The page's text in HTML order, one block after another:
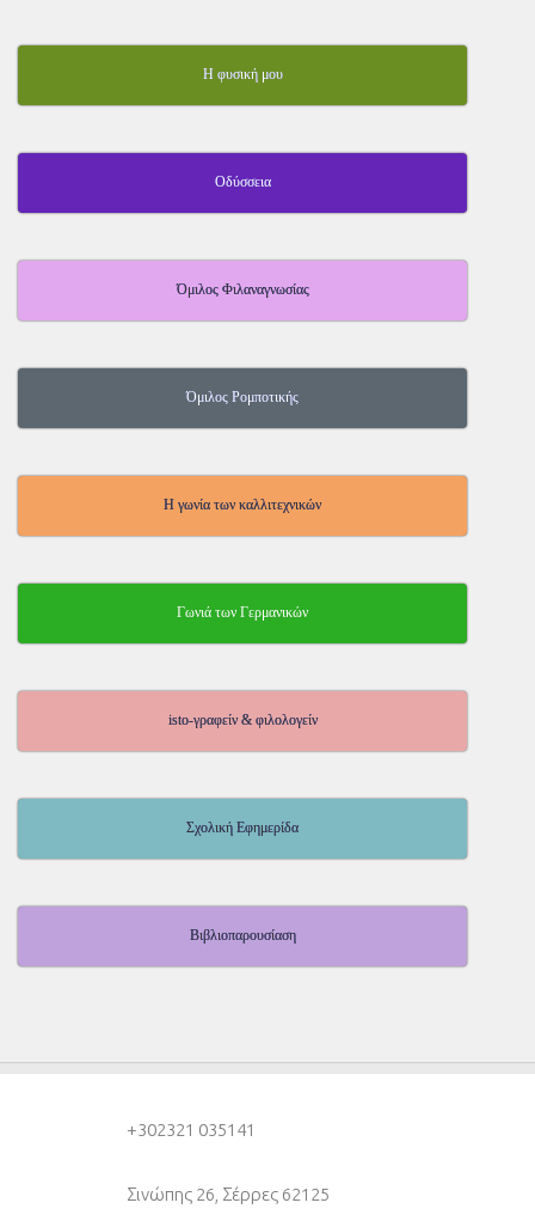
Η φυσική μου
Οδύσσεια
Όμιλος Φιλαναγνωσίας
Όμιλος Ρομποτικής
Η γωνία των καλλιτεχνικών
Γωνιά των Γερμανικών
isto-γραφείν & φιλολογείν
Σχολική Εφημερίδα
Βιβλιοπαρουσίαση
+302321 035141
Σινώπης 26, Σέρρες 62125